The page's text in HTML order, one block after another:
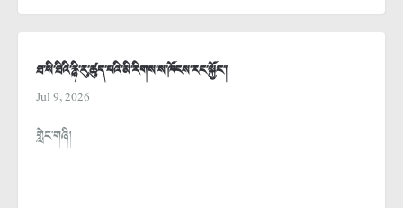
ཐ་སི་ཐིའི་རྙི་རུ་ཚུད་པའི་མི་རིགས་ས་ཁོངས་རང་སྐྱོང་།
Jul 9, 2026
གླེང་གཞི།